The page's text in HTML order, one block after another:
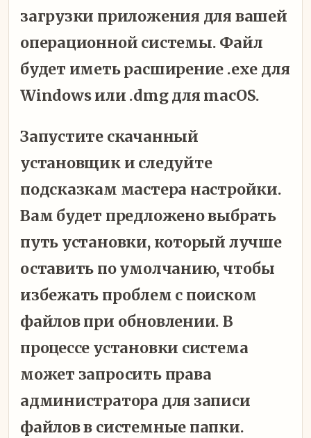
загрузки приложения для вашей
операционной системы. Файл
будет иметь расширение .exe для
Windows или .dmg для macOS.
Запустите скачанный
установщик и следуйте
подсказкам мастера настройки.
Вам будет предложено выбрать
путь установки, который лучше
оставить по умолчанию, чтобы
избежать проблем с поиском
файлов при обновлении. В
процессе установки система
может запросить права
администратора для записи
файлов в системные папки.